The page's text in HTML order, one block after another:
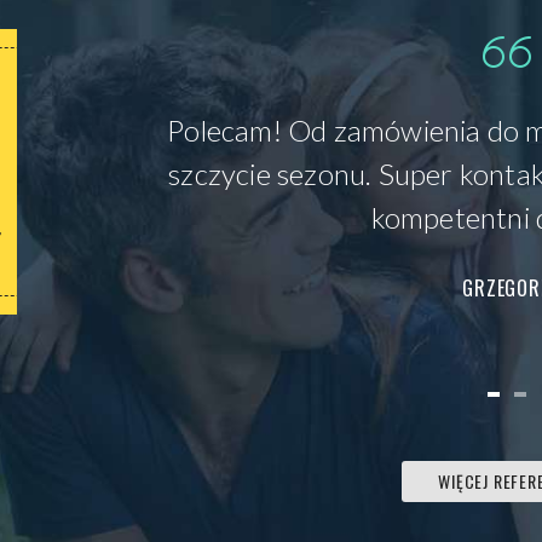
WYCENA
GRATIS
Nasi Klienci powracają do nas wielokrotnie,
zadowoleni tego, jak wysokiej jakości są
Polecam! Od zamówienia do
szczycie sezonu. Super
kompetentni
WIĘCEJ